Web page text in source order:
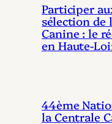
Participer
sélection de
Canine : le
en Haute-
44ème
la Centrale